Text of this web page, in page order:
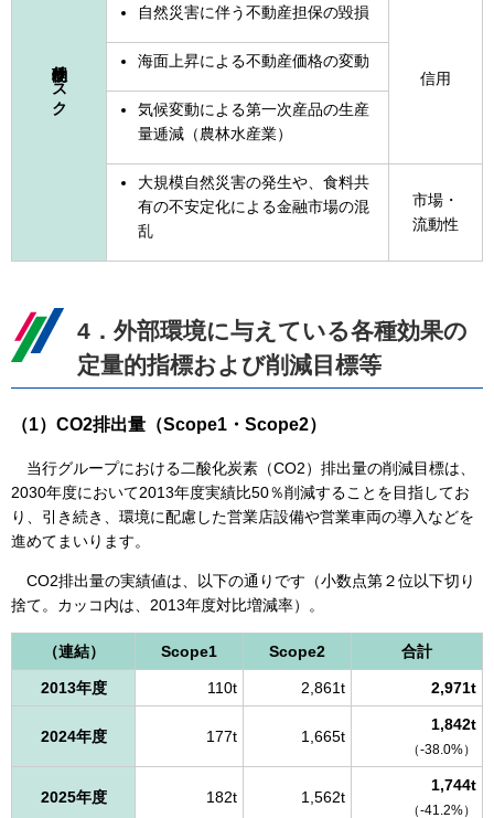
物理的リスク
自然災害に伴う不動産担保の毀損
信用
海面上昇による不動産価格の変動
気候変動による第一次産品の生産
量逓減（農林水産業）
大規模自然災害の発生や、食料共
有の不安定化による金融市場の混
乱
市場・
流動性
4．外部環境に与えている各種効果の
定量的指標および削減目標等
（1）CO2排出量（Scope1・Scope2）
当行グループにおける二酸化炭素（CO2）排出量の削減目標は、
2030年度において2013年度実績比50％削減することを目指してお
り、引き続き、環境に配慮した営業店設備や営業車両の導入などを
進めてまいります。
CO2排出量の実績値は、以下の通りです（小数点第２位以下切り
捨て。カッコ内は、2013年度対比増減率）。
（連結） Scope1 Scope2 合計
2013年度 110t 2,861t 2,971t
2024年度 177t 1,665t
1,842t
（-38.0%）
2025年度 182t 1,562t
1,744t
（-41.2%）